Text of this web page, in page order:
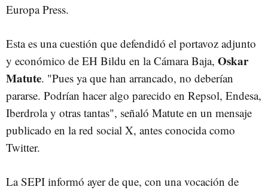
Europa Press.
Esta es una cuestión que defendidó el portavoz adjunto
y económico de EH Bildu en la Cámara Baja, Oskar
Matute. "Pues ya que han arrancado, no deberían
pararse. Podrían hacer algo parecido en Repsol, Endesa,
Iberdrola y otras tantas", señaló Matute en un mensaje
publicado en la red social X, antes conocida como
Twitter.
La SEPI informó ayer de que, con una vocación de